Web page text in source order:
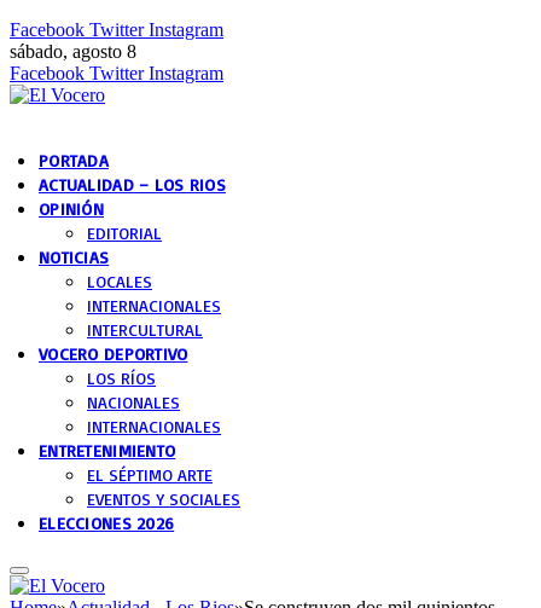
Facebook Twitter Instagram
sábado, agosto 8
Facebook Twitter Instagram
PORTADA
ACTUALIDAD – LOS RIOS
OPINIÓN
EDITORIAL
NOTICIAS
LOCALES
INTERNACIONALES
INTERCULTURAL
VOCERO DEPORTIVO
LOS RÍOS
NACIONALES
INTERNACIONALES
ENTRETENIMIENTO
EL SÉPTIMO ARTE
EVENTOS Y SOCIALES
ELECCIONES 2026